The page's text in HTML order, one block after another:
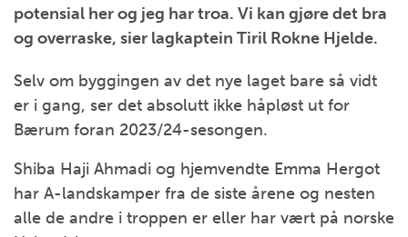
potensial her og jeg har troa. Vi kan gjøre det bra
og overraske, sier lagkaptein Tiril Rokne Hjelde.
Selv om byggingen av det nye laget bare så vidt
er i gang, ser det absolutt ikke håpløst ut for
Bærum foran 2023/24-sesongen.
Shiba Haji Ahmadi og hjemvendte Emma Hergot
har A-landskamper fra de siste årene og nesten
alle de andre i troppen er eller har vært på norske